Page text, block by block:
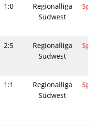
1:0
Regionalliga
Südwest
2:5
Regionalliga
Südwest
1:1
Regionalliga
Südwest